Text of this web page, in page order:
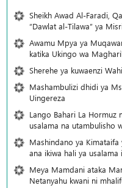
Sheikh Awad Al-Faradi,
“Dawlat al-Tilawa” ya
Awamu Mpya ya
katika Ukingo wa
Sherehe ya kuwaenzi
Mashambulizi dhidi ya
Uingereza
Lango Bahari La
usalama na utambulisho
Mashindano ya Kimataifa
ana ikiwa hali ya usalama
Meya Mamdani ataka
Netanyahu kwani ni